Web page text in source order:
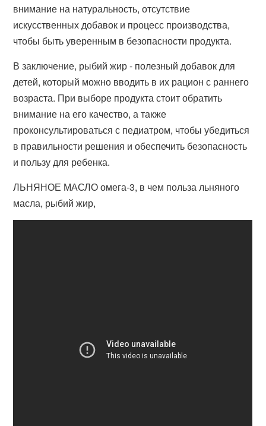
внимание на натуральность, отсутствие
искусственных добавок и процесс производства,
чтобы быть уверенным в безопасности продукта.
В заключение, рыбий жир - полезный добавок для
детей, который можно вводить в их рацион с раннего
возраста. При выборе продукта стоит обратить
внимание на его качество, а также
проконсультироваться с педиатром, чтобы убедиться
в правильности решения и обеспечить безопасность
и пользу для ребенка.
ЛЬНЯНОЕ МАСЛО омега-3, в чем польза льняного
масла, рыбий жир,